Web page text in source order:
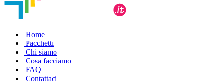
Home
Pacchetti
Chi siamo
Cosa facciamo
FAQ
Contattaci